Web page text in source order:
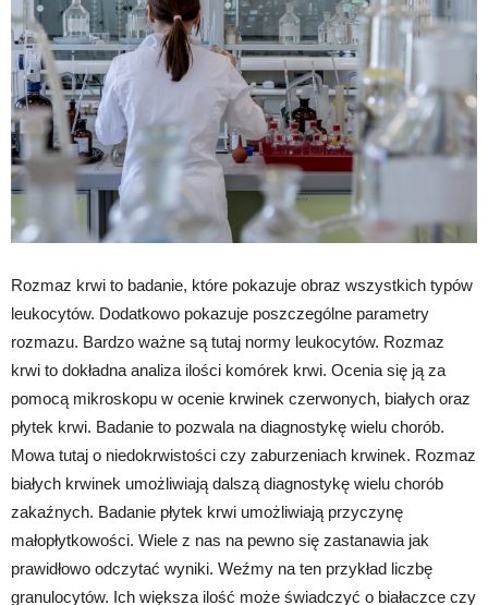
Rozmaz krwi to badanie, które pokazuje obraz wszystkich typów
leukocytów. Dodatkowo pokazuje poszczególne parametry
rozmazu. Bardzo ważne są tutaj normy leukocytów. Rozmaz
krwi to dokładna analiza ilości komórek krwi. Ocenia się ją za
pomocą mikroskopu w ocenie krwinek czerwonych, białych oraz
płytek krwi. Badanie to pozwala na diagnostykę wielu chorób.
Mowa tutaj o niedokrwistości czy zaburzeniach krwinek. Rozmaz
białych krwinek umożliwiają dalszą diagnostykę wielu chorób
zakaźnych. Badanie płytek krwi umożliwiają przyczynę
małopłytkowości. Wiele z nas na pewno się zastanawia jak
prawidłowo odczytać wyniki. Weźmy na ten przykład liczbę
granulocytów. Ich większa ilość może świadczyć o białaczce czy